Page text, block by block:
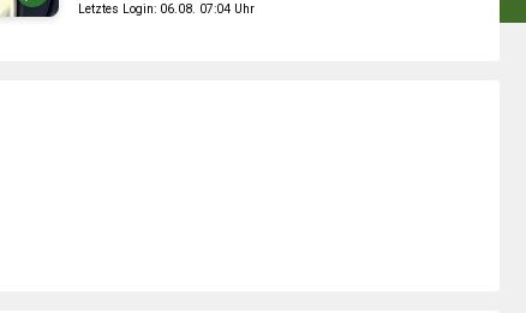
Letztes Login: 06.08. 07:04 Uhr